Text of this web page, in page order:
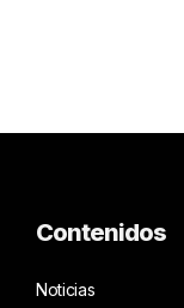
Contenidos
Noticias